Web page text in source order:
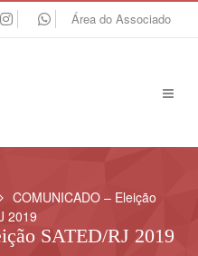
Área do Associado
COMUNICADO – Eleição
2019
SATED/RJ 2019